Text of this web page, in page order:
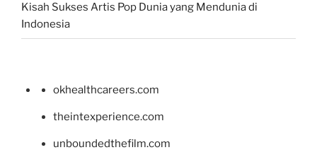
Kisah Sukses Artis Pop Dunia yang Mendunia di
Indonesia
okhealthcareers.com
theintexperience.com
unboundedthefilm.com